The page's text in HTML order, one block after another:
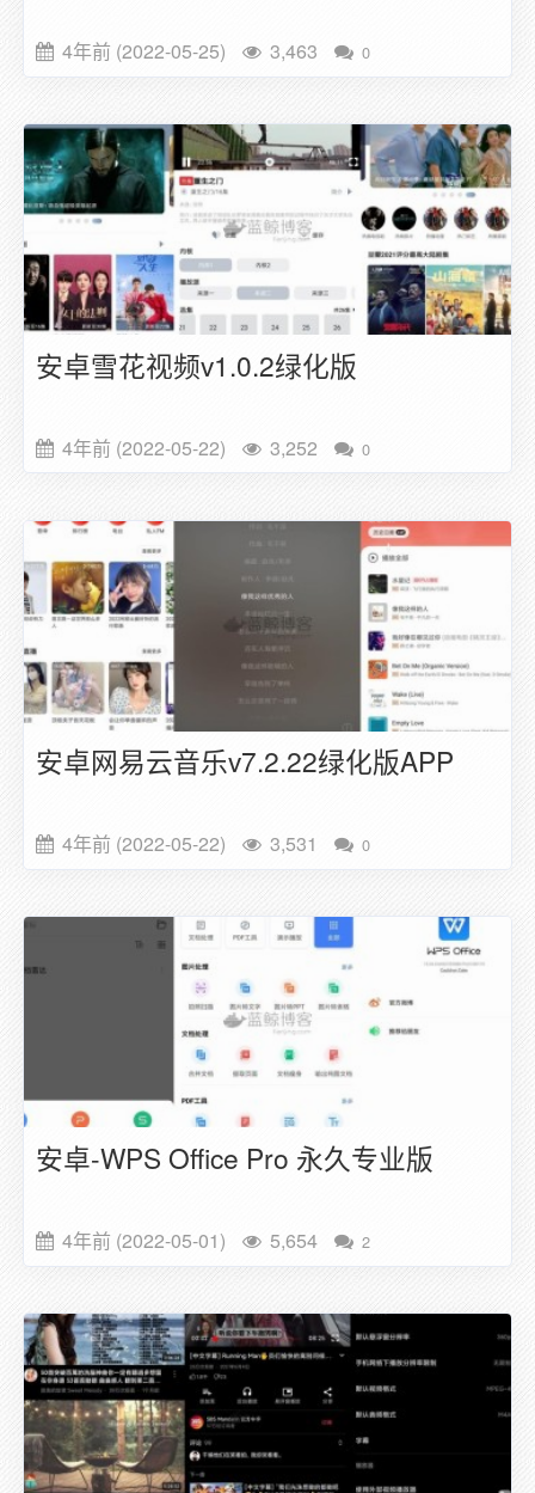
4年前 (2022-05-25) 3,463 0
安卓雪花视频v1.0.2绿化版
4年前 (2022-05-22) 3,252 0
安卓网易云音乐v7.2.22绿化版APP
4年前 (2022-05-22) 3,531 0
安卓-WPS Office Pro 永久专业版
4年前 (2022-05-01) 5,654 2